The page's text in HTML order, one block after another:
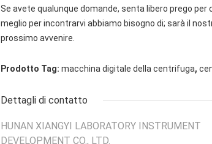
Se avete qualunque domande, senta libero prego
meglio per incontrarvi abbiamo bisogno di; sarà il
prossimo avvenire.
Prodotto Tag: macchina digitale della centrifuga,
Dettagli di contatto
HUNAN XIANGYI LABORATORY INSTRUMENT
DEVELOPMENT CO., LTD.